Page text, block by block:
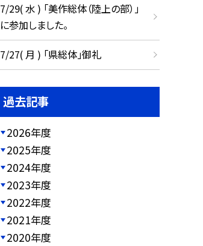
7/29( 水 ) 「美作総体（陸上の部）」
に参加しました。
7/27( 月 ) 「県総体」御礼
過去記事
2026年度
2025年度
2024年度
2023年度
2022年度
2021年度
2020年度